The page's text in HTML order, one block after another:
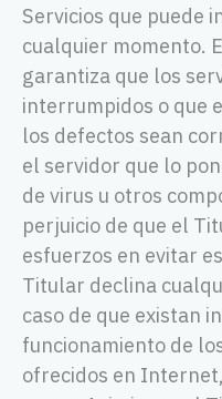
Servicios que puede
cualquier momento.
garantiza que los
interrumpidos o que
los defectos sean
el servidor que lo
de virus u otros
perjuicio de que el
esfuerzos en evitar
Titular declina
caso de que existan
funcionamiento de
ofrecidos en